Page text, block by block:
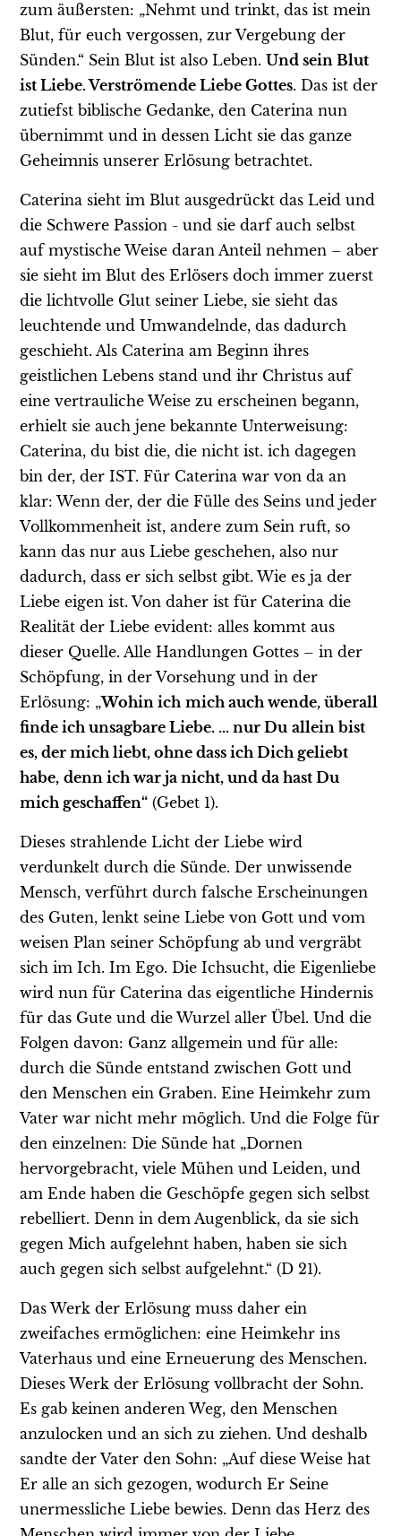
zum äußersten: „Nehmt und trinkt, das ist mein
Blut, für euch vergossen, zur Vergebung der
Sünden.“ Sein Blut ist also Leben.Und sein Blut
ist Liebe. Verströmende Liebe Gottes. Das ist der
zutiefst biblische Gedanke, den Caterina nun
übernimmt und in dessen Licht sie das ganze
Geheimnis unserer Erlösung betrachtet.
Caterina sieht im Blut ausgedrückt das Leid und
die Schwere Passion - und sie darf auch selbst
auf mystische Weise daran Anteil nehmen – aber
sie sieht im Blut des Erlösers doch immer zuerst
die lichtvolle Glut seiner Liebe, sie sieht das
leuchtende und Umwandelnde, das dadurch
geschieht. Als Caterina am Beginn ihres
geistlichen Lebens stand und ihr Christus auf
eine vertrauliche Weise zu erscheinen begann,
erhielt sie auch jene bekannte Unterweisung:
Caterina, du bist die, die nicht ist. ich dagegen
bin der, der IST. Für Caterina war von da an
klar: Wenn der, der die Fülle des Seins und jeder
Vollkommenheit ist, andere zum Sein ruft, so
kann das nur aus Liebe geschehen, also nur
dadurch, dass er sich selbst gibt. Wie es ja der
Liebe eigen ist. Von daher ist für Caterina die
Realität der Liebe evident: alles kommt aus
dieser Quelle. Alle Handlungen Gottes – in der
Schöpfung, in der Vorsehung und in der
Erlösung: „Wohin ich mich auch wende, überall
finde ich unsagbare Liebe. … nur Du allein bist
es, der mich liebt, ohne dass ich Dich geliebt
habe, denn ich war ja nicht, und da hast Du
mich geschaffen“ (Gebet 1).
Dieses strahlende Licht der Liebe wird
verdunkelt durch die Sünde. Der unwissende
Mensch, verführt durch falsche Erscheinungen
des Guten, lenkt seine Liebe von Gott und vom
weisen Plan seiner Schöpfung ab und vergräbt
sich im Ich. Im Ego. Die Ichsucht, die Eigenliebe
wird nun für Caterina das eigentliche Hindernis
für das Gute und die Wurzel aller Übel. Und die
Folgen davon: Ganz allgemein und für alle:
durch die Sünde entstand zwischen Gott und
den Menschen ein Graben. Eine Heimkehr zum
Vater war nicht mehr möglich. Und die Folge für
den einzelnen: Die Sünde hat „Dornen
hervorgebracht, viele Mühen und Leiden, und
am Ende haben die Geschöpfe gegen sich selbst
rebelliert. Denn in dem Augenblick, da sie sich
gegen Mich aufgelehnt haben, haben sie sich
auch gegen sich selbst aufgelehnt.“ (D 21).
Das Werk der Erlösung muss daher ein
zweifaches ermöglichen: eine Heimkehr ins
Vaterhaus und eine Erneuerung des Menschen.
Dieses Werk der Erlösung vollbracht der Sohn.
Es gab keinen anderen Weg, den Menschen
anzulocken und an sich zu ziehen. Und deshalb
sandte der Vater den Sohn: „Auf diese Weise hat
Er alle an sich gezogen, wodurch Er Seine
unermessliche Liebe bewies. Denn das Herz des